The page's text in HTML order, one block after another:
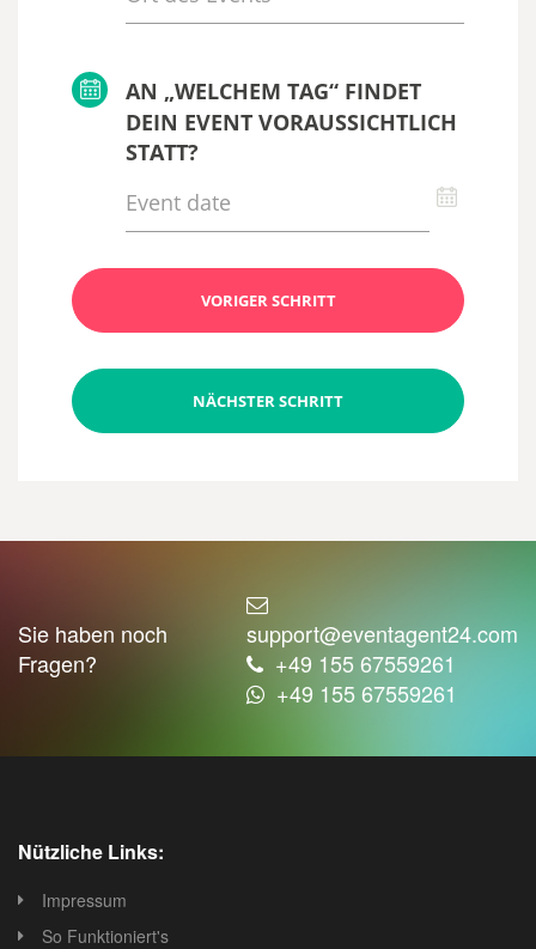
AN „WELCHEM TAG“ FINDET
DEIN EVENT VORAUSSICHTLICH
STATT?
VORIGER SCHRITT
NÄCHSTER SCHRITT
Sie haben noch
Fragen?
support@eventagent24.com
+49 155 67559261
+49 155 67559261
Nützliche Links:
Impressum
So Funktioniert's